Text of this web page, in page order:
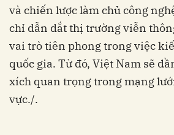
và chiến lược làm chủ công
chỉ dẫn dắt thị trường viễn
vai trò tiên phong trong việc
quốc gia. Từ đó, Việt Nam sẽ
xích quan trọng trong mạng
vực./.